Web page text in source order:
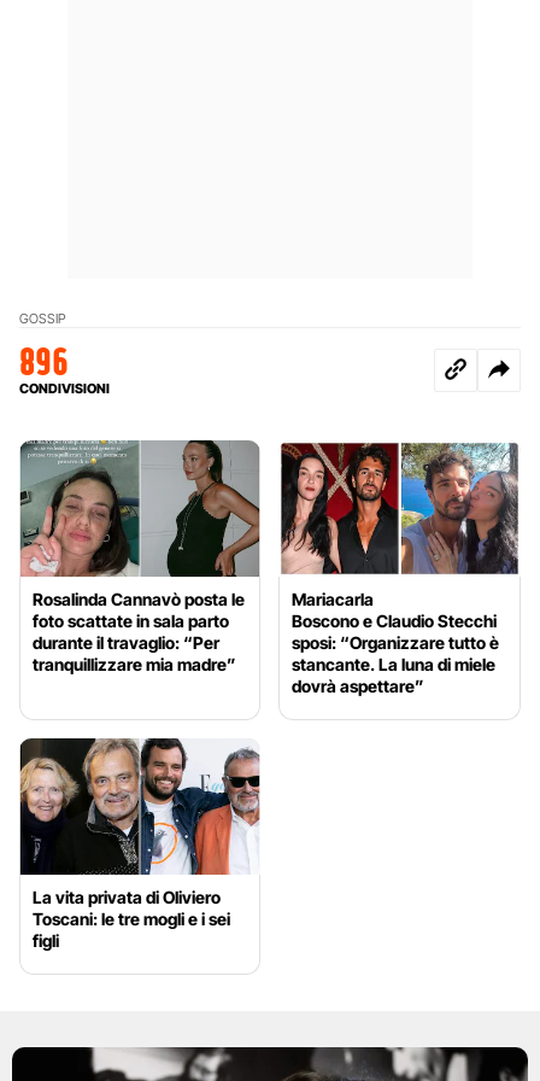
GOSSIP
896
CONDIVISIONI
Rosalinda Cannavò posta le
foto scattate in sala parto
durante il travaglio: “Per
tranquillizzare mia madre”
Mariacarla
Boscono e Claudio Stecchi
sposi: “Organizzare tutto è
stancante. La luna di miele
dovrà aspettare”
La vita privata di Oliviero
Toscani: le tre mogli e i sei
figli